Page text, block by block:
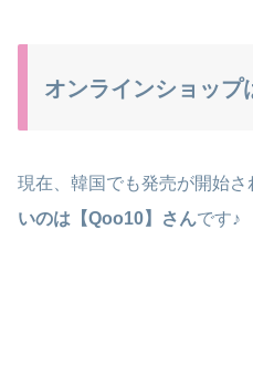
オンラインショップ
現在、韓国でも発売が開始さ
いのは【Qoo10】さんです♪